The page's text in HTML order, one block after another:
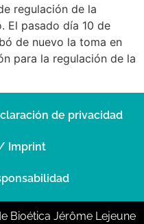
regulación de la
El pasado día 10 de
de nuevo la toma en
para la regulación de la
de privacidad
Imprint
Bioética Jérôme Lejeune